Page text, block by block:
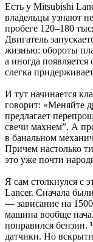
Есть у Mitsubishi
владельцы узнают
пробеге 120–180
Двигатель
жизнью: обороты
а иногда
слегка
И тут начинается
говорит: «Меняйте
предлагает
свечи махнем”. А
в банальном
Причем настолько
это уже почти
Я сам столкнулся с
Lancer. Сначала
— зависание на
машина вообще
понравился бензин.
датчики. Но